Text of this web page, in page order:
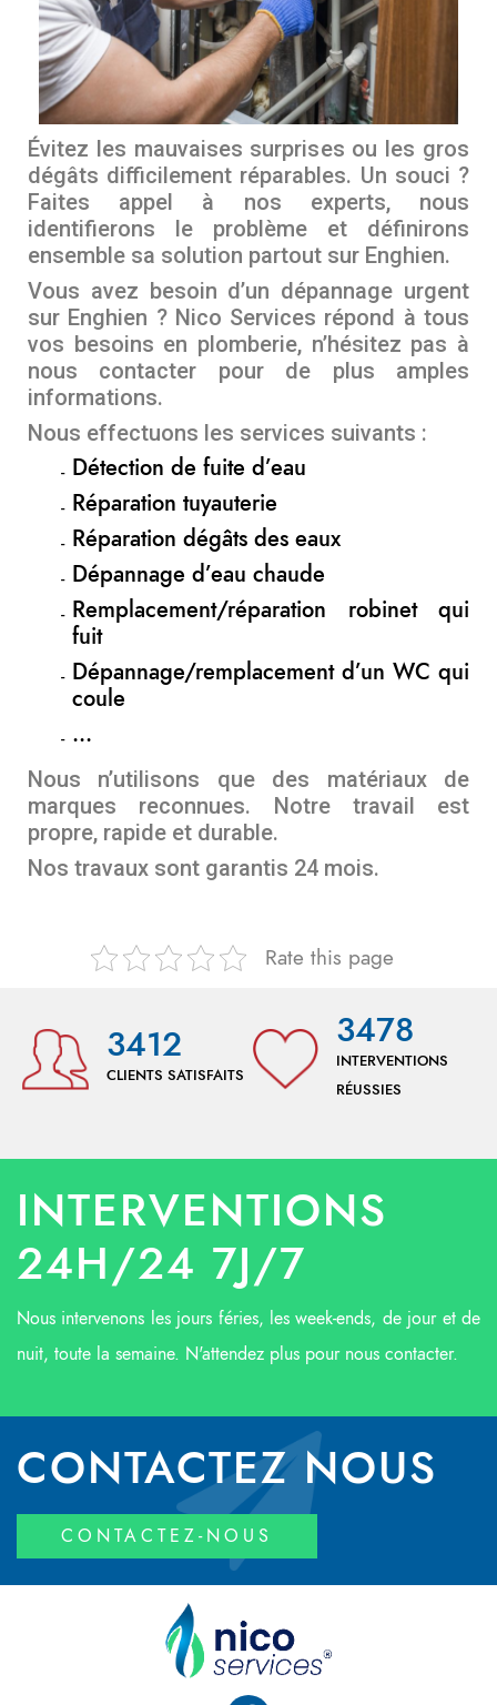
Évitez les mauvaises surprises ou les gros
dégâts difficilement réparables. Un souci ?
Faites appel à nos experts, nous
identifierons le problème et définirons
ensemble sa solution partout sur Enghien.
Vous avez besoin d’un dépannage urgent
sur Enghien ? Nico Services répond à tous
vos besoins en plomberie, n’hésitez pas à
nous contacter pour de plus amples
informations.
Nous effectuons les services suivants :
Détection de fuite d’eau
Réparation tuyauterie
Réparation dégâts des eaux
Dépannage d’eau chaude
Remplacement/réparation robinet qui
fuit
Dépannage/remplacement d’un WC qui
coule
…
Nous n’utilisons que des matériaux de
marques reconnues. Notre travail est
propre, rapide et durable.
Nos travaux sont garantis 24 mois.
Rate this page
3412
CLIENTS SATISFAITS
3478
INTERVENTIONS
RÉUSSIES
INTERVENTIONS
24H/24 7J/7
Nous intervenons les jours féries, les week-ends, de jour et de
nuit, toute la semaine. N'attendez plus pour nous contacter.
CONTACTEZ NOUS
CONTACTEZ-NOUS